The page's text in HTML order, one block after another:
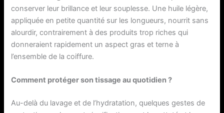
conserver leur brillance et leur souplesse. Une huile légère,
appliquée en petite quantité sur les longueurs, nourrit sans
alourdir, contrairement à des produits trop riches qui
donneraient rapidement un aspect gras et terne à
l’ensemble de la coiffure.
Comment protéger son tissage au quotidien ?
Au-delà du lavage et de l’hydratation, quelques gestes de